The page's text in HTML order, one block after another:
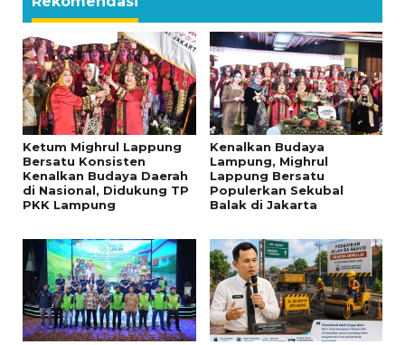
Ketum Mighrul Lappung
Bersatu Konsisten
Kenalkan Budaya Daerah
di Nasional, Didukung TP
PKK Lampung
Kenalkan Budaya
Lampung, Mighrul
Lappung Bersatu
Populerkan Sekubal
Balak di Jakarta